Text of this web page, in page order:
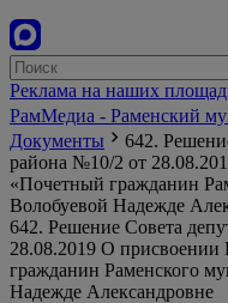
Реклама на наших
РамМедиа - Раменский
Документы
642.
района №10/2 от
«Почетный гражданин
Волобуевой Надежде
642. Решение Совета
28.08.2019 О присвоении
гражданин Раменского
Надежде Александровне